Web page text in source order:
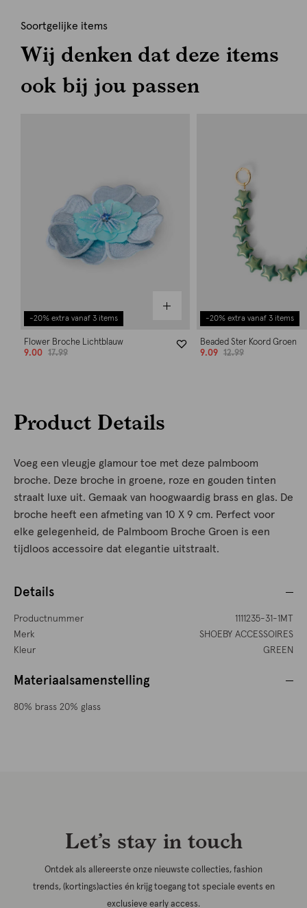
Soortgelijke items
Wij denken dat deze items
ook bij jou passen
-20% extra vanaf 3 items
Flower Broche Lichtblauw
9.00
17.99
-20% extra vanaf 3 items
Beaded Ster Koord Groen
9.09
12.99
Product Details
Voeg een vleugje glamour toe met deze palmboom
broche. Deze broche in groene, roze en gouden tinten
straalt luxe uit. Gemaak van hoogwaardig brass en glas. De
broche heeft een afmeting van 10 X 9 cm. Perfect voor
elke gelegenheid, de Palmboom Broche Groen is een
tijdloos accessoire dat elegantie uitstraalt.
Details
Productnummer
1111235-31-1MT
Merk
SHOEBY ACCESSOIRES
Kleur
GREEN
Materiaalsamenstelling
80% brass 20% glass
Let’s stay in touch
Ontdek als allereerste onze nieuwste collecties, fashion
trends, (kortings)acties én krijg toegang tot speciale events en
exclusieve early access.